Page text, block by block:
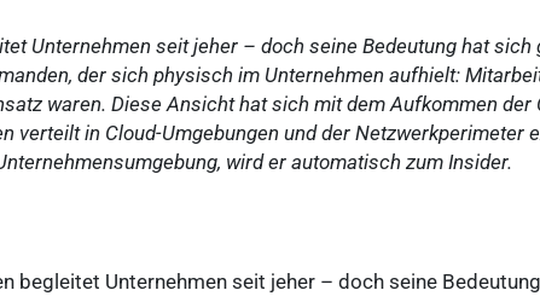
Unternehmen seit jeher – doch seine Bedeutung hat sich
der sich physisch im Unternehmen aufhielt:
waren. Diese Ansicht hat sich mit dem Aufkommen der
verteilt in Cloud-Umgebungen und der Netzwerkperimeter
wird er automatisch zum Insider.
begleitet Unternehmen seit jeher – doch seine